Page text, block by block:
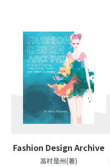
Fashion Design Archive
高村是州(著)